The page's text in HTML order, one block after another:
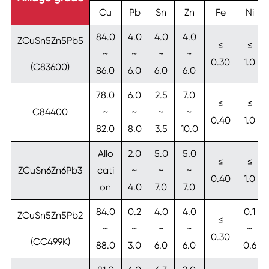
Cu Pb Sn Zn Fe Ni
ZCuSn5Zn5Pb5
(C83600)
84.0
~
86.0
4.0
~
6.0
4.0
~
6.0
4.0
~
6.0
≤
0.30
≤
1.0
C84400
78.0
~
82.0
6.0
~
8.0
2.5
~
3.5
7.0
~
10.0
≤
0.40
≤
1.0
ZCuSn6Zn6Pb3
Allo
cati
on
2.0
~
4.0
5.0
~
7.0
5.0
~
7.0
≤
0.40
≤
1.0
ZCuSn5Zn5Pb2
(CC499K)
84.0
~
88.0
0.2
~
3.0
4.0
~
6.0
4.0
~
6.0
≤
0.30
0.1
~
0.6